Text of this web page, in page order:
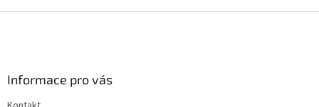
Informace pro vás